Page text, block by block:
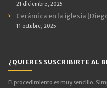
21 diciembre, 2025
Cerámica en la iglesia
11 octubre, 2025
¿QUIERES SUSCRIBIRTE AL
El procedimiento es muy sencillo.